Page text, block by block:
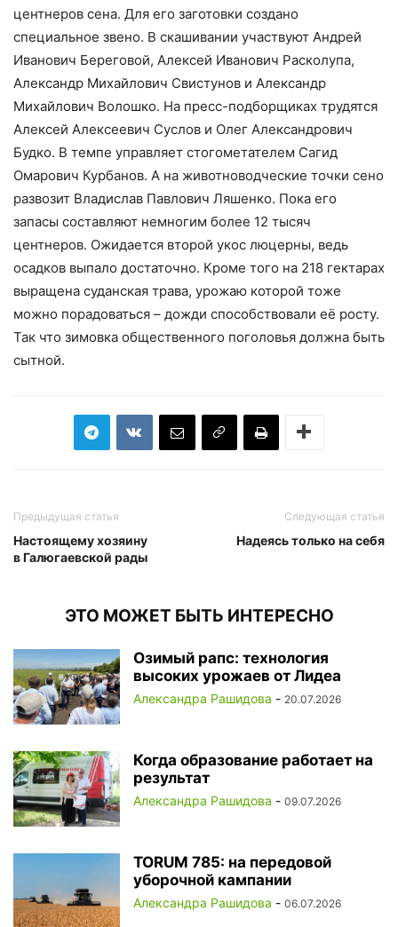
центнеров сена. Для его заготовки создано
специальное звено. В скашивании участвуют Андрей
Иванович Береговой, Алексей Иванович Расколупа,
Александр Михайлович Свистунов и Александр
Михайлович Волошко. На пресс-подборщиках трудятся
Алексей Алексеевич Суслов и Олег Александрович
Будко. В темпе управляет стогометателем Сагид
Омарович Курбанов. А на животноводческие точки сено
развозит Владислав Павлович Ляшенко. Пока его
запасы составляют немногим более 12 тысяч
центнеров. Ожидается второй укос люцерны, ведь
осадков выпало достаточно. Кроме того на 218 гектарах
выращена суданская трава, урожаю которой тоже
можно порадоваться – дожди способствовали её росту.
Так что зимовка общественного поголовья должна быть
сытной.
Предыдущая статья
Настоящему хозяину
в Галюгаевской рады
Следующая статья
Надеясь только на себя
ЭТО МОЖЕТ БЫТЬ ИНТЕРЕСНО
Озимый рапс: технология
высоких урожаев от Лидеа
Александра Рашидова - 20.07.2026
Когда образование работает на
результат
Александра Рашидова - 09.07.2026
TORUM 785: на передовой
уборочной кампании
Александра Рашидова - 06.07.2026